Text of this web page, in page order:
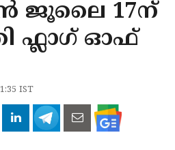
ജൂലൈ 17ന്
ഫ്ലാഗ് ഓഫ്
IST